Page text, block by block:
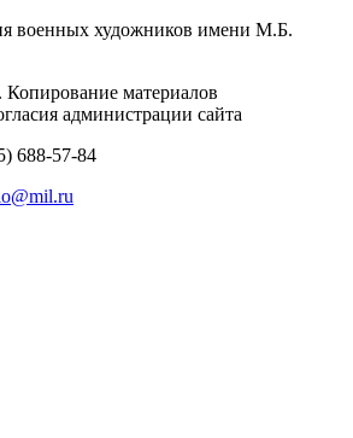
военных художников имени М.Б.
материалов
администрации сайта
688-57-84